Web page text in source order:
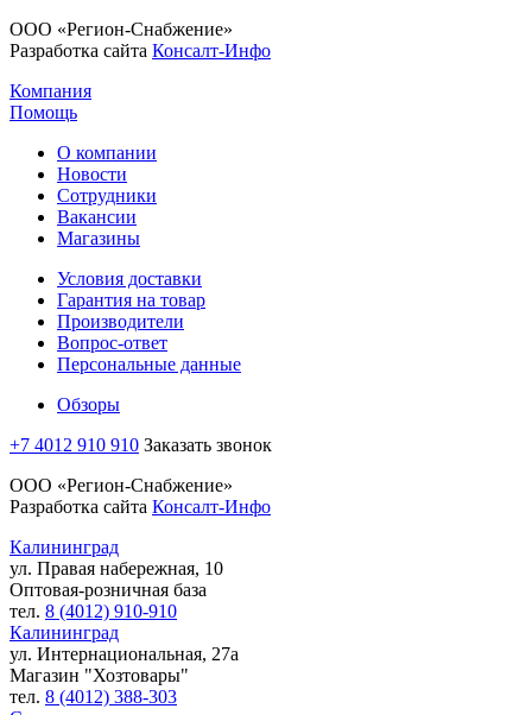
ООО «Регион-Снабжение»
Разработка сайта Консалт-Инфо
Компания
Помощь
О компании
Новости
Сотрудники
Вакансии
Магазины
Условия доставки
Гарантия на товар
Производители
Вопрос-ответ
Персональные данные
Обзоры
+7 4012 910 910 Заказать звонок
ООО «Регион-Снабжение»
Разработка сайта Консалт-Инфо
Калининград
ул. Правая набережная, 10
Оптовая-розничная база
тел. 8 (4012) 910-910
Калининград
ул. Интернациональная, 27а
Магазин "Хозтовары"
тел. 8 (4012) 388-303